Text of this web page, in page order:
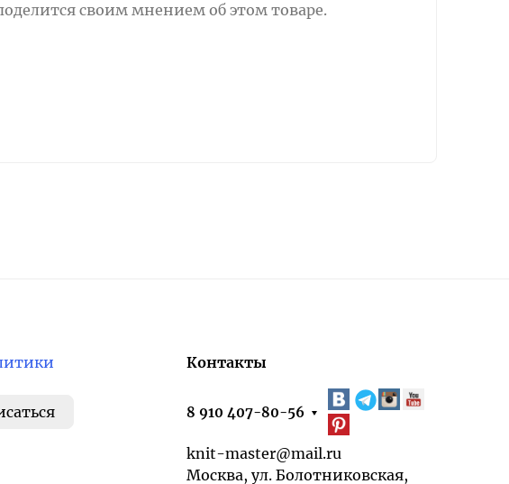
своим мнением об этом товаре.
Контакты
8 910 407-80-56
knit-master@mail.ru
Москва, ул. Болотниковская,